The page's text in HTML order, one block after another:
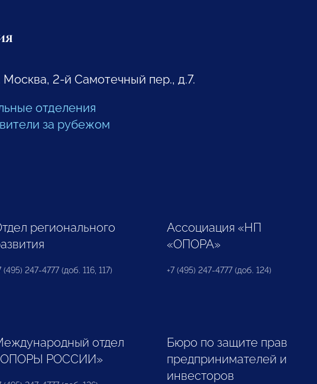
Москва, 2-й Самотечный пер., д.7.
отделения
за рубежом
регионального
(495) 247-4777 (доб. 116, 117)
Ассоциация «НП
«ОПОРА»
+7 (495) 247-4777 (доб. 124)
отдел
РОССИИ»
Бюро по защите прав
предпринимателей и
инвесторов